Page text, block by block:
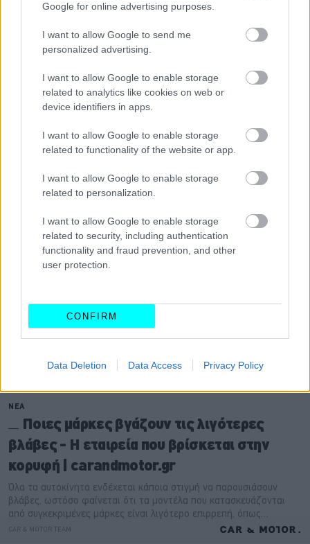
Google for online advertising purposes.
I want to allow Google to send me
personalized advertising.
I want to allow Google to enable storage
related to analytics like cookies on web or
device identifiers in apps.
I want to allow Google to enable storage
related to functionality of the website or app.
I want to allow Google to enable storage
related to personalization.
I want to allow Google to enable storage
related to security, including authentication
functionality and fraud prevention, and other
user protection.
CONFIRM
Data Deletion Data Access Privacy Policy
Η Μεγάλη Παράκαμψη της Αττικής δεν είναι το μοναδικό
έργο που θα μπορούσε να συνδράμει στη βελτίωση του
κυκλοφοριακού στην πρωτεύουσα. Σύμφωνα με τους
συγκοινωνιολόγους, καθοριστική βοήθεια θα μπορούσαν
να έχουν οιεπεκτάσεις της Αττικής Οδού και του
Μετρό(βλ. Γραμμή 4 και επέκταση Γραμμής 2 προς Ίλιον)
Τριπλού Κόμβου Σκαραμαγκά.